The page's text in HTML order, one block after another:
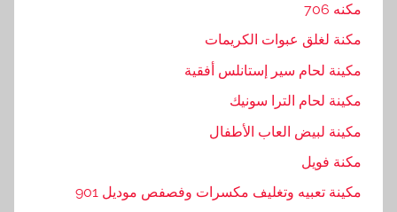
مكنه 706
مكنة لغلق عبوات الكريمات
مكينة لحام سير إستانلس أفقية
مكينة لحام الترا سونيك
مكينة لبيض العاب الأطفال
مكنة فويل
مكينة تعبيه وتغليف مكسرات وفصفص موديل 901